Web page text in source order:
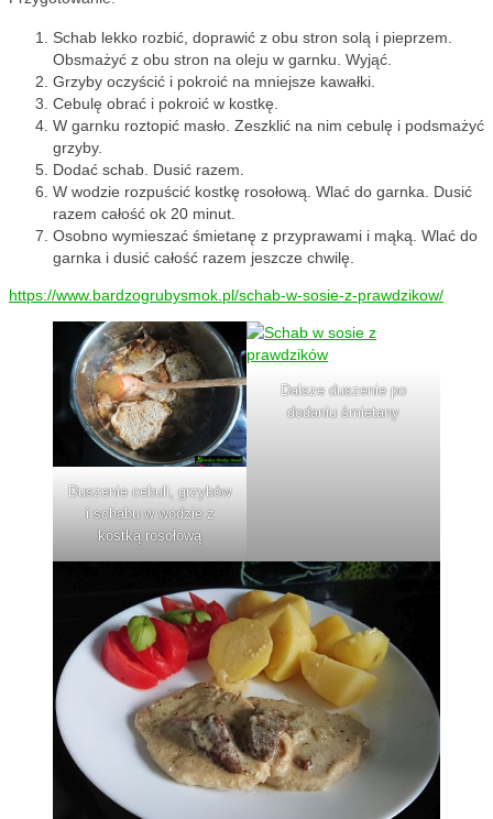
Schab lekko rozbić, doprawić z obu stron solą i pieprzem.
Obsmażyć z obu stron na oleju w garnku. Wyjąć.
Grzyby oczyścić i pokroić na mniejsze kawałki.
Cebulę obrać i pokroić w kostkę.
W garnku roztopić masło. Zeszklić na nim cebulę i podsmażyć
grzyby.
Dodać schab. Dusić razem.
W wodzie rozpuścić kostkę rosołową. Wlać do garnka. Dusić
razem całość ok 20 minut.
Osobno wymieszać śmietanę z przyprawami i mąką. Wlać do
garnka i dusić całość razem jeszcze chwilę.
https://www.bardzogrubysmok.pl/schab-w-sosie-z-prawdzikow/
Duszenie cebuli, grzybów
i schabu w wodzie z
kostką rosołową
Dalsze duszenie po
dodaniu śmietany